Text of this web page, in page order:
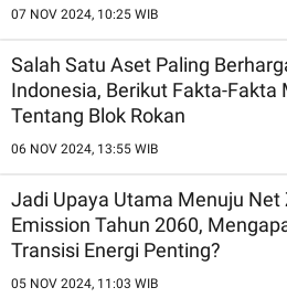
07 NOV 2024, 10:25 WIB
Salah Satu Aset Paling
Indonesia, Berikut Fakta-Fakta
Tentang Blok Rokan
06 NOV 2024, 13:55 WIB
Jadi Upaya Utama Menuju Net
Emission Tahun 2060,
Transisi Energi Penting?
05 NOV 2024, 11:03 WIB